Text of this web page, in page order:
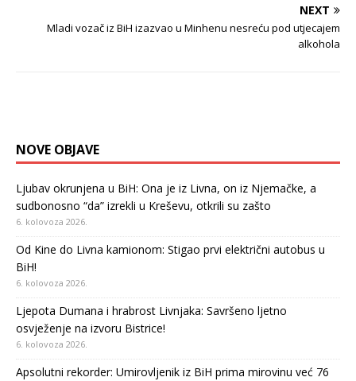
NEXT
Mladi vozač iz BiH izazvao u Minhenu nesreću pod utjecajem
alkohola
NOVE OBJAVE
Ljubav okrunjena u BiH: Ona je iz Livna, on iz Njemačke, a
sudbonosno “da” izrekli u Kreševu, otkrili su zašto
6. kolovoza 2026.
Od Kine do Livna kamionom: Stigao prvi električni autobus u
BiH!
6. kolovoza 2026.
Ljepota Dumana i hrabrost Livnjaka: Savršeno ljetno
osvježenje na izvoru Bistrice!
6. kolovoza 2026.
Apsolutni rekorder: Umirovljenik iz BiH prima mirovinu već 76